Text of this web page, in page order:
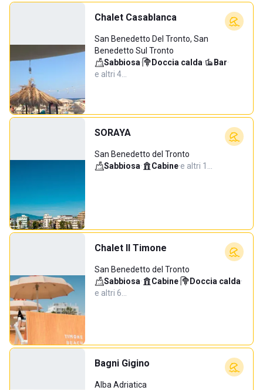
Chalet Casablanca
San Benedetto Del Tronto, San
Benedetto Sul Tronto
Sabbiosa· Doccia calda· Bar·
e altri 4…
SORAYA
San Benedetto del Tronto
Sabbiosa· Cabine·e altri 1…
Chalet Il Timone
San Benedetto del Tronto
Sabbiosa· Cabine· Doccia calda·
e altri 6…
Bagni Gigino
Alba Adriatica